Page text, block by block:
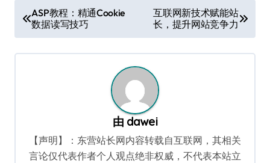
章
导
ASP教程：精通Cookie
数据读写技巧
互联网新技术赋能站
长，提升网站竞争力
由 dawei
【声明】：东营站长网内容转载自互联网，其相关
言论仅代表作者个人观点绝非权威，不代表本站立